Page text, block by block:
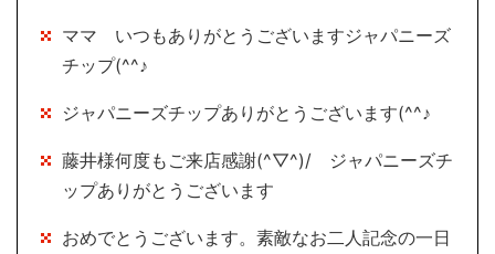
ママ いつもありがとうございますジャパニーズ
チップ(^^♪
ジャパニーズチップありがとうございます(^^♪
藤井様何度もご来店感謝(^▽^)/ ジャパニーズチ
ップありがとうございます
おめでとうございます。素敵なお二人記念の一日